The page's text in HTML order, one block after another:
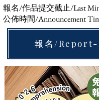
報名/作品提交截止/Last
公佈時間/Announcement
報名/Report-